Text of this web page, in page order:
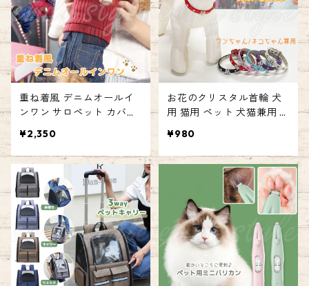
重ね着風 デニムオールイ
ンワン サロペット カバー
ア 犬 ドッグ 服 袖あり オ
ールインワン ズボン デニ
ム チェックシャツ 女の子
男の子 エミリースタイル
emilystyle
¥2,350
お花のクリスタル首輪 犬
用 猫用 ペット 犬猫兼用 ス
輪 ラインストーン ビジュ
ー フェイクレザー レザー
調 PUレザー 宝石 ドッグ
キャット エミリースタイ
ル emilystyle
¥980